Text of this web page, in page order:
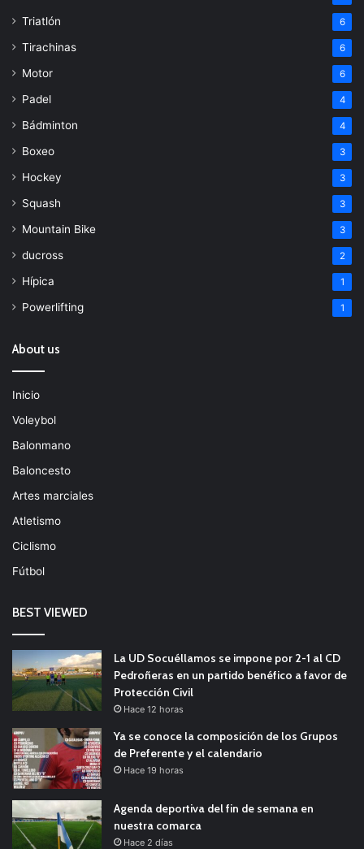
Triatlón 6
Tirachinas 6
Motor 6
Padel 4
Bádminton 4
Boxeo 3
Hockey 3
Squash 3
Mountain Bike 3
ducross 2
Hípica 1
Powerlifting 1
About us
Inicio
Voleybol
Balonmano
Baloncesto
Artes marciales
Atletismo
Ciclismo
Fútbol
BEST VIEWED
La UD Socuéllamos se impone por 2-1 al CD
Pedroñeras en un partido benéfico a favor de
Protección Civil
Hace 12 horas
Ya se conoce la composición de los Grupos
de Preferente y el calendario
Hace 19 horas
Agenda deportiva del fin de semana en
nuestra comarca
Hace 2 días